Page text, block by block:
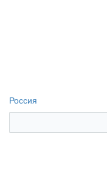
Россия